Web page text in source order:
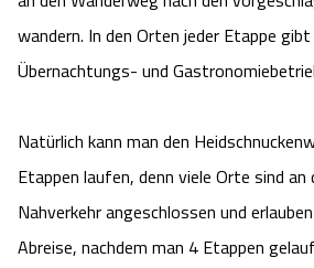
Shop
Urlaub mit Hund
Veranstaltungen
Abenteuerland
Adventure District
wandern. In den Orten jeder Etappe
Übernachtungs- und
Natürlich kann man den
Etappen laufen, denn viele Orte sind
Nahverkehr angeschlossen und
Abreise, nachdem man 4 Etappen